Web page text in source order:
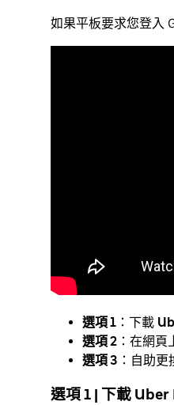
如果平板要求您登入
選項 1 ：下載
選項 2 ：在網
選項 3 ：自助更
選項 1 | 下載